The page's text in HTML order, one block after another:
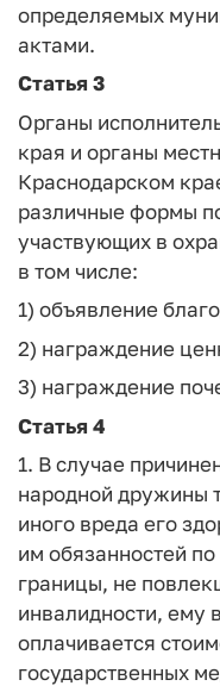
определяемых
актами.
Статья 3
Органы
края и органы
Краснодарском
различные формы
участвующих в
в том числе:
1) объявление
2) награждение
3) награждение
Статья 4
1. В случае
народной дружины
иного вреда его
им обязанностей
границы, не
инвалидности, ему
оплачивается
государственных